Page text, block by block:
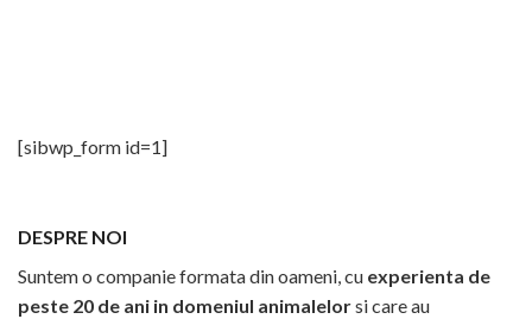
[sibwp_form id=1]
DESPRE NOI
Suntem o companie formata din oameni, cu experienta de
peste 20 de ani in domeniul animalelorsi care au